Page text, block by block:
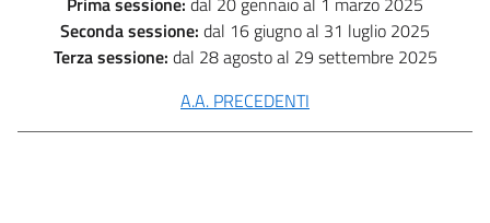
Seconda sessione: dal 16 giugno al 31 luglio 2025
Terza sessione: dal 28 agosto al 29 settembre 2025
A.A. PRECEDENTI